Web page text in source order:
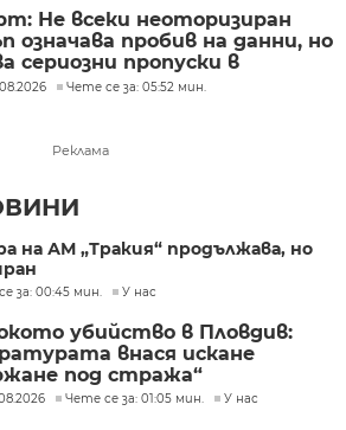
Не всеки неоторизиран
означава пробив на данни, но
сериозни пропуски в
Чете се за: 05:52 мин.
Реклама
на АМ „Тракия“ продължава, но
за: 00:45 мин. У нас
убийство в Пловдив:
внася искане
под стража“
Чете се за: 01:05 мин. У нас